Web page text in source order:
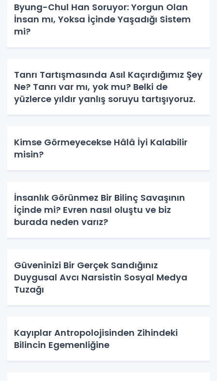
Byung-Chul Han Soruyor: Yorgun Olan
İnsan mı, Yoksa İçinde Yaşadığı Sistem
mi?
Tanrı Tartışmasında Asıl Kaçırdığımız Şey
Ne? Tanrı var mı, yok mu? Belki de
yüzlerce yıldır yanlış soruyu tartışıyoruz.
Kimse Görmeyecekse Hâlâ İyi Kalabilir
misin?
İnsanlık Görünmez Bir Bilinç Savaşının
İçinde mi? Evren nasıl oluştu ve biz
burada neden varız?
Güveninizi Bir Gerçek Sandığınız
Duygusal Avcı Narsistin Sosyal Medya
Tuzağı
Kayıplar Antropolojisinden Zihindeki
Bilincin Egemenliğine